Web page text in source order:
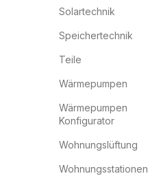
Solartechnik
Speichertechnik
Teile
Wärmepumpen
Wärmepumpen
Konfigurator
Wohnungslüftung
Wohnungsstationen